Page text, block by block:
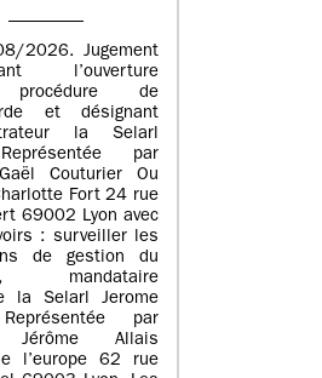
2026. Jugement
l’ouverture
procédure de
et désignant
la Selarl
par
Couturier Ou
Fort 24 rue
69002 Lyon avec
: surveiller les
de gestion du
mandataire
la Selarl Jerome
par
Jérôme Allais
l’europe 62 rue